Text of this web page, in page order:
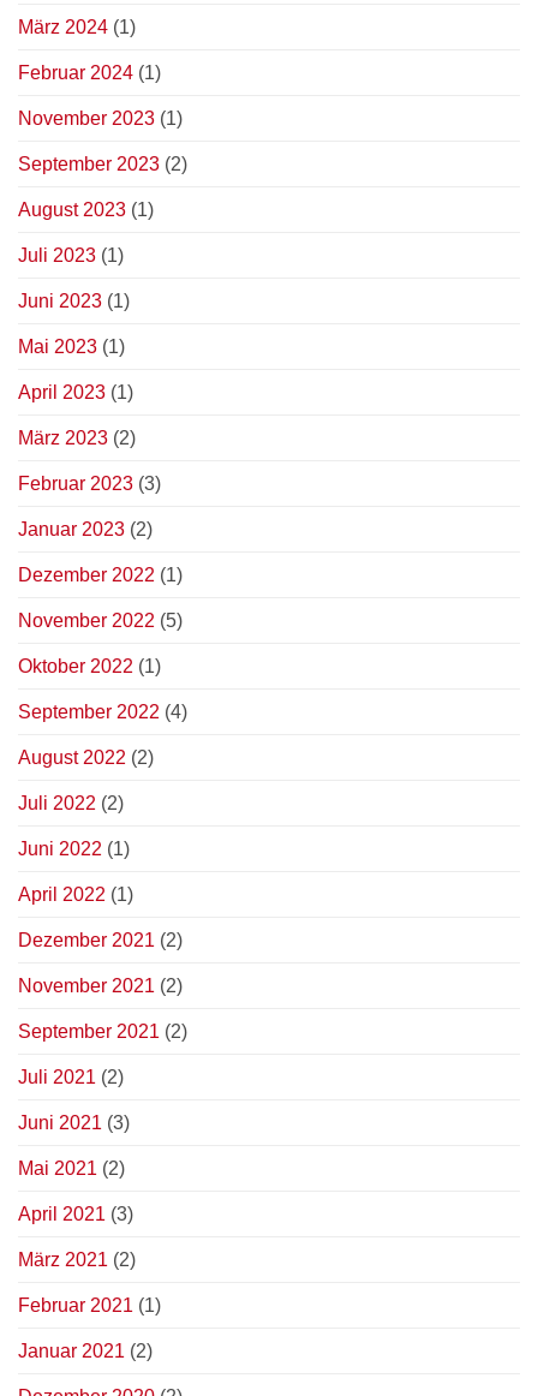
März 2024 (1)
Februar 2024 (1)
November 2023 (1)
September 2023 (2)
August 2023 (1)
Juli 2023 (1)
Juni 2023 (1)
Mai 2023 (1)
April 2023 (1)
März 2023 (2)
Februar 2023 (3)
Januar 2023 (2)
Dezember 2022 (1)
November 2022 (5)
Oktober 2022 (1)
September 2022 (4)
August 2022 (2)
Juli 2022 (2)
Juni 2022 (1)
April 2022 (1)
Dezember 2021 (2)
November 2021 (2)
September 2021 (2)
Juli 2021 (2)
Juni 2021 (3)
Mai 2021 (2)
April 2021 (3)
März 2021 (2)
Februar 2021 (1)
Januar 2021 (2)